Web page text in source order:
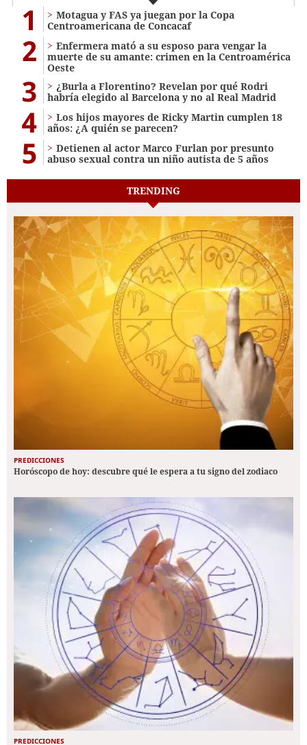
1
Motagua y FAS ya juegan por la Copa
Centroamericana de Concacaf
2
Enfermera mató a su esposo para vengar la
muerte de su amante: crimen en la Centroamérica
Oeste
3
¿Burla a Florentino? Revelan por qué Rodri
habría elegido al Barcelona y no al Real Madrid
4
Los hijos mayores de Ricky Martin cumplen 18
años: ¿A quién se parecen?
5
Detienen al actor Marco Furlan por presunto
abuso sexual contra un niño autista de 5 años
TRENDING
PREDICCIONES
Horóscopo de hoy: descubre qué le espera a tu signo del zodiaco
PREDICCIONES